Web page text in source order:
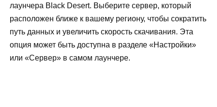
лаунчера Black Desert. Выберите сервер, который
расположен ближе к вашему региону, чтобы сократить
путь данных и увеличить скорость скачивания. Эта
опция может быть доступна в разделе «Настройки»
или «Сервер» в самом лаунчере.